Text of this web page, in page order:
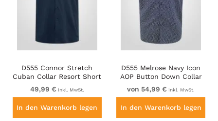
D555 Connor Stretch
Cuban Collar Resort Short
Sleeve Shirt Navy
49,99 € inkl. MwSt.
In den Warenkorb legen
D555 Melrose Navy Icon
AOP Button Down Collar
Short Sleeve Navy
von 54,99 € inkl. MwSt.
In den Warenkorb legen